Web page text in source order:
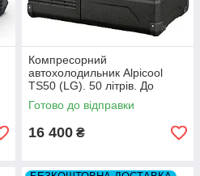
Компресорний
автохолодильник Alpicool
TS50 (LG). 50 літрів. До
-20℃. (12, 24, 220 вольт)
Готово до відправки
16 400 ₴